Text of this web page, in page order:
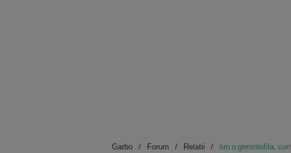
Garbo Forum Relatii Am o gerontofila,